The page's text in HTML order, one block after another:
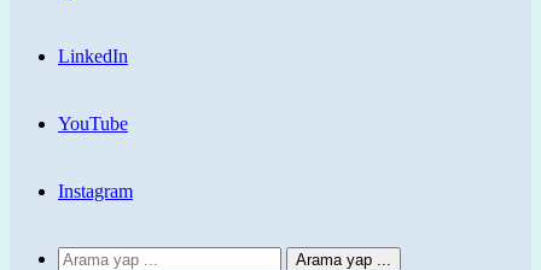
LinkedIn
YouTube
Instagram
Arama yap ...